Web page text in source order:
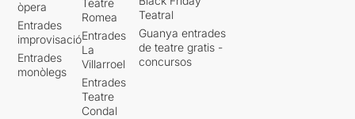
òpera
Entrades
improvisació
Entrades
monòlegs
Teatre
Romea
Entrades
La
Villarroel
Entrades
Teatre
Condal
Teatral
Guanya entrades
de teatre gratis -
concursos